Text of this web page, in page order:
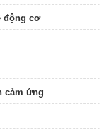
động cơ
cảm ứng